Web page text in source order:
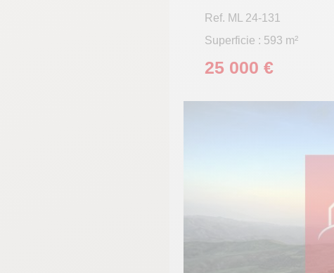
Ref. ML 24-131
Superficie : 593 m²
25 000 €